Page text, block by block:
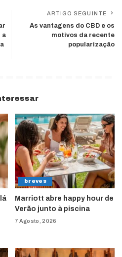
a
ARTIGO SEGUINTE
As vantagens do CBD e os
motivos da recente
popularização
breves
Marriott abre happy hour de
Verão junto à piscina
7 Agosto, 2026